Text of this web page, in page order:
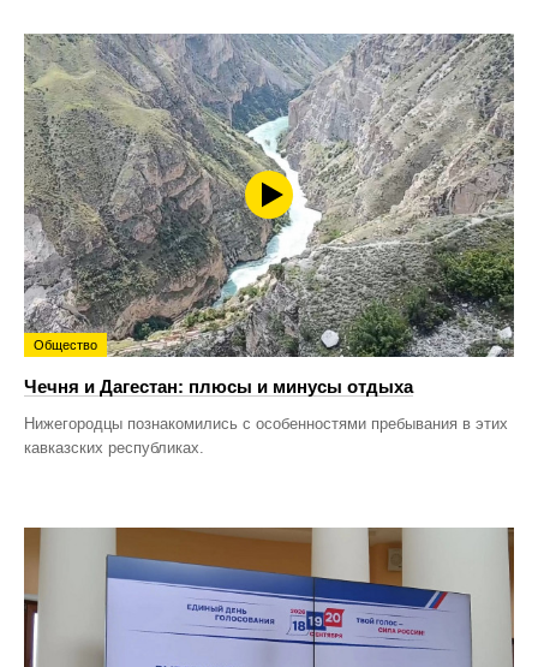
Общество
Чечня и Дагестан: плюсы и минусы отдыха
Нижегородцы познакомились с особенностями пребывания в этих
кавказских республиках.